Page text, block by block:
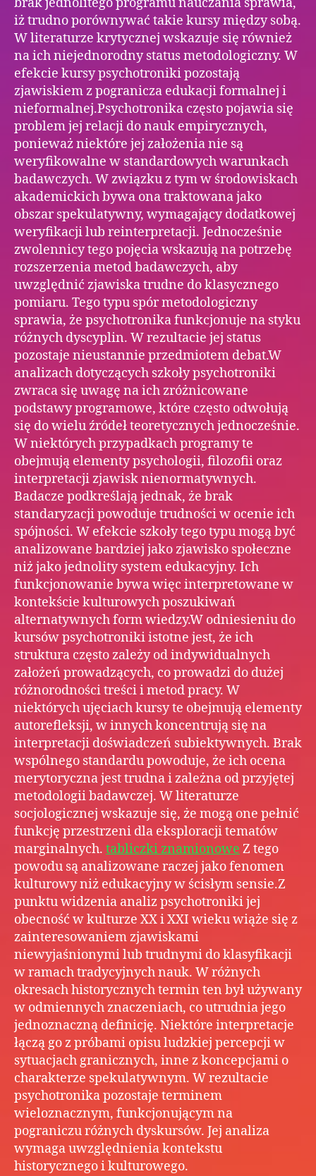
brak jednolitego programu nauczania sprawia,
iż trudno porównywać takie kursy między sobą.
W literaturze krytycznej wskazuje się również
na ich niejednorodny status metodologiczny. W
efekcie kursy psychotroniki pozostają
zjawiskiem z pogranicza edukacji formalnej i
nieformalnej.Psychotronika często pojawia się
problem jej relacji do nauk empirycznych,
ponieważ niektóre jej założenia nie są
weryfikowalne w standardowych warunkach
badawczych. W związku z tym w środowiskach
akademickich bywa ona traktowana jako
obszar spekulatywny, wymagający dodatkowej
weryfikacji lub reinterpretacji. Jednocześnie
zwolennicy tego pojęcia wskazują na potrzebę
rozszerzenia metod badawczych, aby
uwzględnić zjawiska trudne do klasycznego
pomiaru. Tego typu spór metodologiczny
sprawia, że psychotronika funkcjonuje na styku
różnych dyscyplin. W rezultacie jej status
pozostaje nieustannie przedmiotem debat.W
analizach dotyczących szkoły psychotroniki
zwraca się uwagę na ich zróżnicowane
podstawy programowe, które często odwołują
się do wielu źródeł teoretycznych jednocześnie.
W niektórych przypadkach programy te
obejmują elementy psychologii, filozofii oraz
interpretacji zjawisk nienormatywnych.
Badacze podkreślają jednak, że brak
standaryzacji powoduje trudności w ocenie ich
spójności. W efekcie szkoły tego typu mogą być
analizowane bardziej jako zjawisko społeczne
niż jako jednolity system edukacyjny. Ich
funkcjonowanie bywa więc interpretowane w
kontekście kulturowych poszukiwań
alternatywnych form wiedzy.W odniesieniu do
kursów psychotroniki istotne jest, że ich
struktura często zależy od indywidualnych
założeń prowadzących, co prowadzi do dużej
różnorodności treści i metod pracy. W
niektórych ujęciach kursy te obejmują elementy
autorefleksji, w innych koncentrują się na
interpretacji doświadczeń subiektywnych. Brak
wspólnego standardu powoduje, że ich ocena
merytoryczna jest trudna i zależna od przyjętej
metodologii badawczej. W literaturze
socjologicznej wskazuje się, że mogą one pełnić
funkcję przestrzeni dla eksploracji tematów
marginalnych. tabliczki znamionowe Z tego
powodu są analizowane raczej jako fenomen
kulturowy niż edukacyjny w ścisłym sensie.Z
punktu widzenia analiz psychotroniki jej
obecność w kulturze XX i XXI wieku wiąże się z
zainteresowaniem zjawiskami
niewyjaśnionymi lub trudnymi do klasyfikacji
w ramach tradycyjnych nauk. W różnych
okresach historycznych termin ten był używany
w odmiennych znaczeniach, co utrudnia jego
jednoznaczną definicję. Niektóre interpretacje
łączą go z próbami opisu ludzkiej percepcji w
sytuacjach granicznych, inne z koncepcjami o
charakterze spekulatywnym. W rezultacie
psychotronika pozostaje terminem
wieloznacznym, funkcjonującym na
pograniczu różnych dyskursów. Jej analiza
wymaga uwzględnienia kontekstu
historycznego i kulturowego.